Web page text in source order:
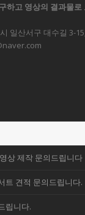
하고 영상의 결과물
일산서구 대수길 3-
상 제작 문의드립니다
트 견적 문의드립니다.
립니다.